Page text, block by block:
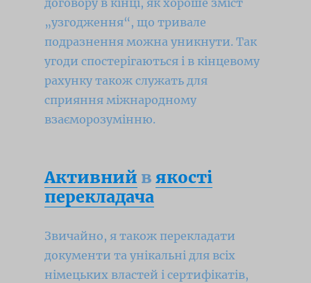
договору в кінці, як хороше зміст
„узгодження“, що тривале
подразнення можна уникнути. Так
угоди спостерігаються і в кінцевому
рахунку також служать для
сприяння міжнародному
взаєморозумінню.
Активний в якості
перекладача
Звичайно, я також перекладати
документи та унікальні для всіх
німецьких властей і сертифікатів,